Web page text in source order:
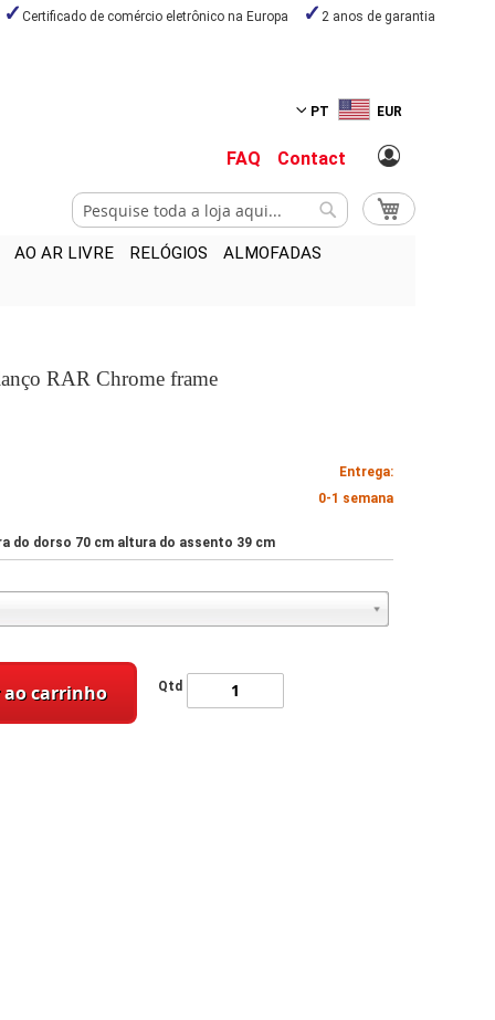
Certificado de comércio eletrônico na Europa 2 anos de garantia
PT EUR
FAQ Contact
O Meu Carrinho
Pesquisa
AO AR LIVRE RELÓGIOS
ALMOFADAS
RAR Chrome frame
Entrega:
0-1 semana
do dorso 70 cm altura do assento 39 cm
Qtd
carrinho